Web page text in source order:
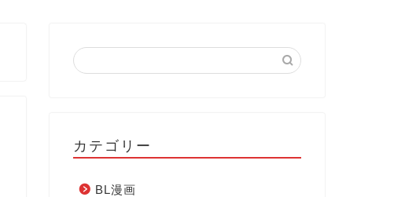
カテゴリー
BL漫画